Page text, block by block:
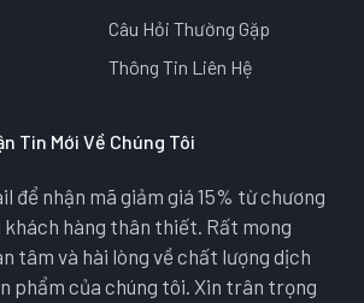
Câu Hỏi Thường Gặp
Thông Tin Liên Hệ
Tin Mới Về Chúng Tôi
để nhận mã giảm giá 15% từ chương
khách hàng thân thiết. Rất mong
tâm và hài lòng về chất lượng dịch
phẩm của chúng tôi. Xin trân trọng